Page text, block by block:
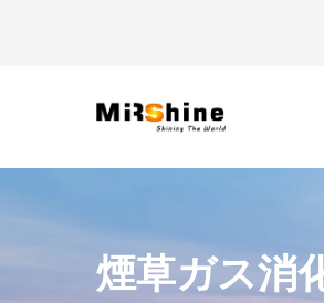
煙草ガス消